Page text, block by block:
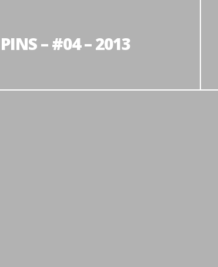
– #04 – 2013